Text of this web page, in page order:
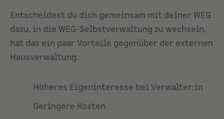
Entscheidest du dich gemeinsam mit deiner WEG
dazu, in die WEG-Selbstverwaltung zu wechseln,
hat das ein paar Vorteile gegenüber der externen
Hausverwaltung.
Höheres Eigeninteresse bei Verwalter:in
Geringere Kosten